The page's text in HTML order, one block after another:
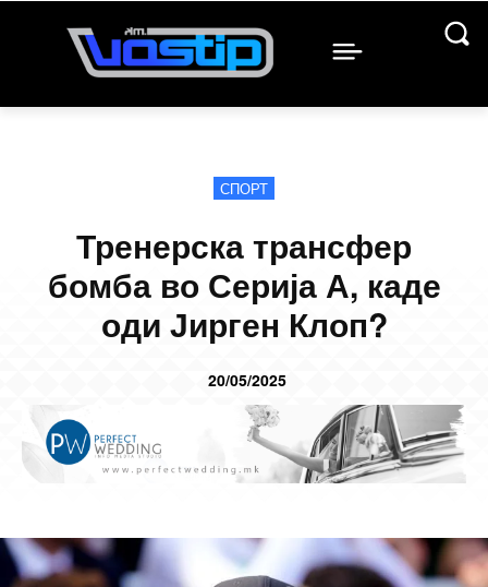
СПОРТ
Тренерска трансфер
бомба во Серија А, каде
оди Јирген Клоп?
20/05/2025